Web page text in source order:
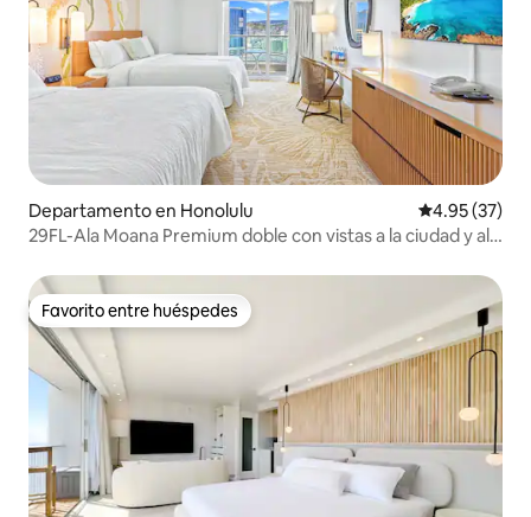
Departamento en Honolulu Calificación
4.95 (37)
29FL-Ala Moana Premium doble con vistas a la ciudad y al
Favorito entre huéspedes
Favorito entre huéspedes